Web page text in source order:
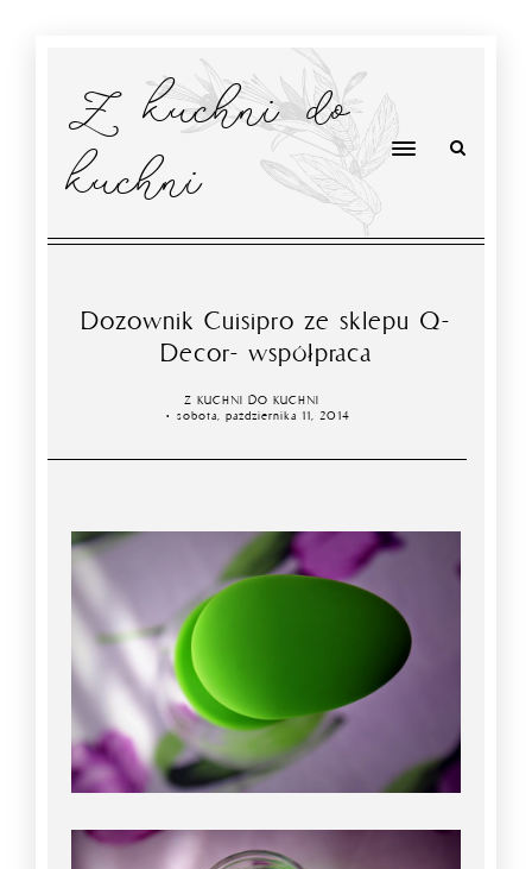
Z kuchni do
kuchni
Dozownik Cuisipro ze sklepu Q-
Decor- współpraca
Z KUCHNI DO KUCHNI
sobota, października 11, 2014